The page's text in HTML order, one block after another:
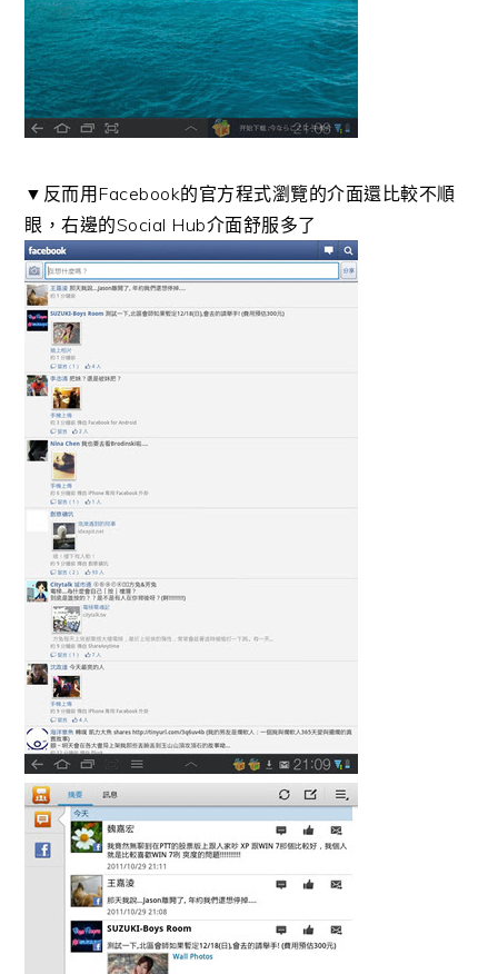
▼反而用Facebook的官方程式瀏覽的介面還比較不順
眼，右邊的Social Hub介面舒服多了